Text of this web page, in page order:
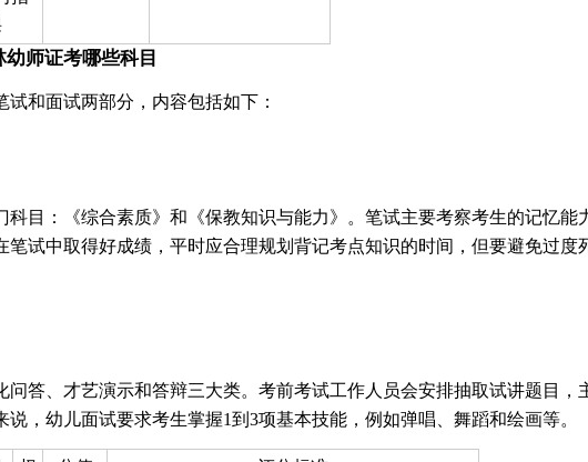
幼师证考哪些科目
和面试两部分，内容包括如下：
科目：《综合素质》和《保教知识与能力》。笔试主要考察考生的记忆能
笔试中取得好成绩，平时应合理规划背记考点知识的时间，但要避免过度
问答、才艺演示和答辩三大类。考前考试工作人员会安排抽取试讲题目，
，幼儿面试要求考生掌握1到3项基本技能，例如弹唱、舞蹈和绘画等。